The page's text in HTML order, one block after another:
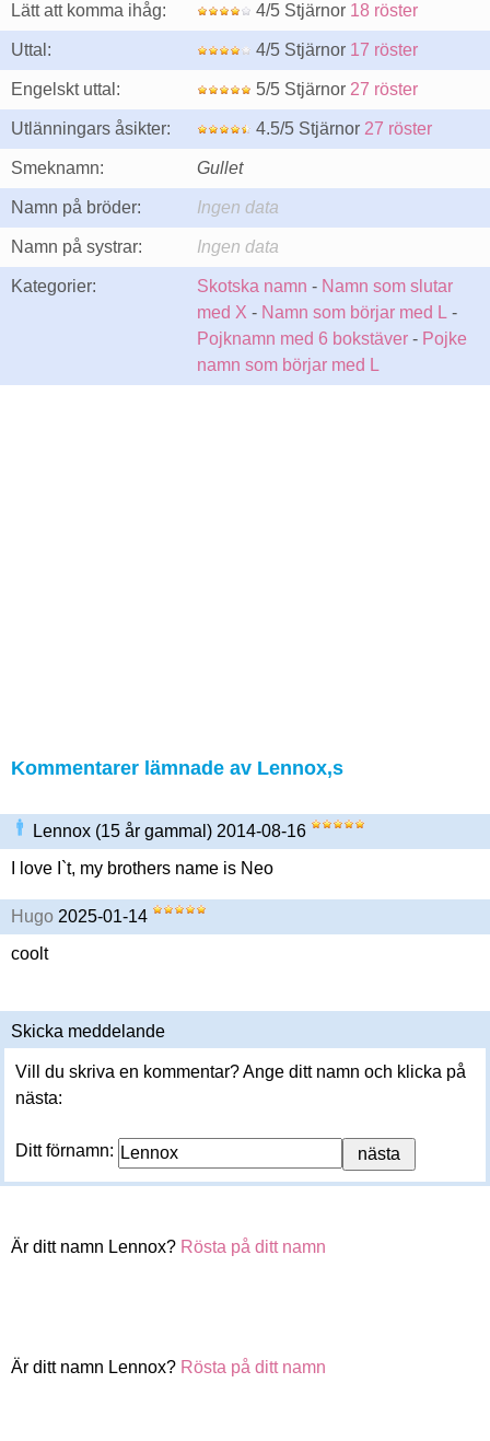
Lätt att komma ihåg: 4/5 Stjärnor 18 röster
Uttal: 4/5 Stjärnor 17 röster
Engelskt uttal: 5/5 Stjärnor 27 röster
Utlänningars åsikter: 4.5/5 Stjärnor 27 röster
Smeknamn: Gullet
Namn på bröder: Ingen data
Namn på systrar: Ingen data
Kategorier: Skotska namn - Namn som slutar
med X - Namn som börjar med L -
Pojknamn med 6 bokstäver - Pojke
namn som börjar med L
Kommentarer lämnade av Lennox,s
Lennox (15 år gammal) 2014-08-16
I love I`t, my brothers name is Neo
Hugo 2025-01-14
coolt
Skicka meddelande
Vill du skriva en kommentar? Ange ditt namn och klicka på
nästa:
Ditt förnamn:
Är ditt namn Lennox? Rösta på ditt namn
Är ditt namn Lennox? Rösta på ditt namn